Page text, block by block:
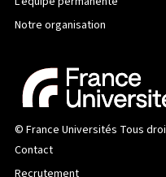
Notre organisation
© France Universités Tous
Contact
Recrutement